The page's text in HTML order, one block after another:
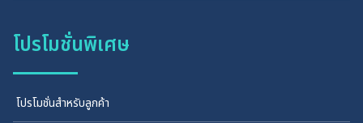
โปรโมชั่นพิเศษ
โปรโมชั่นสำหรับลูกค้า